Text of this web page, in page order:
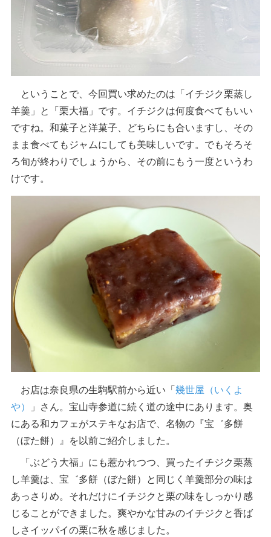
ということで、今回買い求めたのは「イチジク栗蒸し
羊羹」と「栗大福」です。イチジクは何度食べてもいい
ですね。和菓子と洋菓子、どちらにも合いますし、その
まま食べてもジャムにしても美味しいです。でもそろそ
ろ旬が終わりでしょうから、その前にもう一度というわ
けです。
お店は奈良県の生駒駅前から近い「幾世屋（いくよ
や）
」さん。宝山寺参道に続く道の途中にあります。奥
にある和カフェがステキなお店で、名物の『宝゛多餅
（ぼた餅）』を以前ご紹介しました。
「ぶどう大福」にも惹かれつつ、買ったイチジク栗蒸
し羊羹は、宝゛多餅（ぼた餅）と同じく羊羹部分の味は
あっさりめ。それだけにイチジクと栗の味をしっかり感
じることができました。爽やかな甘みのイチジクと香ば
しさイッパイの栗に秋を感じました。